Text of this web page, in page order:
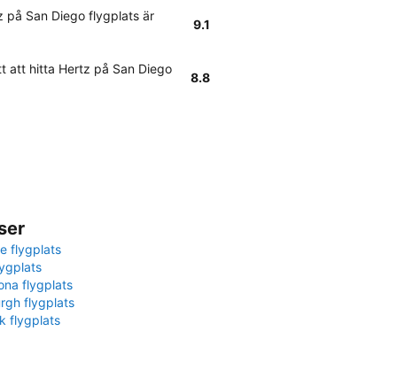
på San Diego flygplats är
9.1
att hitta Hertz på San Diego
8.8
flygplats
flygplats
flygplats
flygplats